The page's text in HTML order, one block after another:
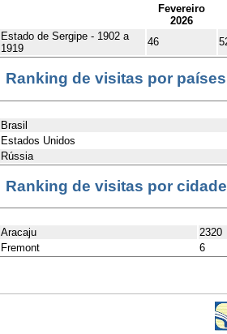
Fevereiro
2026
Estado de Sergipe - 1902 a
1919
46
Ranking de visitas por países
Brasil
Estados Unidos
Rússia
Ranking de visitas por
Aracaju
2320
Fremont
6